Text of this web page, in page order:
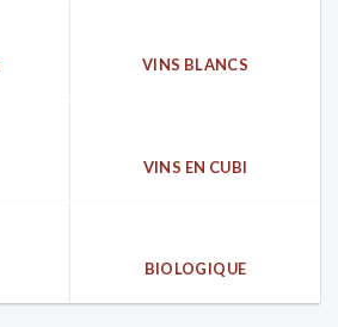
VINS BLANCS
VINS EN CUBI
BIOLOGIQUE